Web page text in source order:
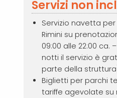
Servizi non
Servizio navetta
Rimini su
09:00 alle 22:00 ca.
notti il servizio è
parte della
Biglietti per parchi
tariffe agevolate